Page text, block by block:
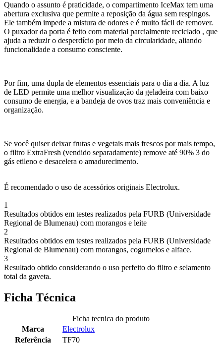
Quando o assunto é praticidade, o compartimento IceMax tem uma
abertura exclusiva que permite a reposição da água sem respingos.
Ele também impede a mistura de odores e é muito fácil de remover.
O puxador da porta é feito com material parcialmente reciclado , que
ajuda a reduzir o desperdício por meio da circularidade, aliando
funcionalidade a consumo consciente.
Por fim, uma dupla de elementos essenciais para o dia a dia. A luz
de LED permite uma melhor visualização da geladeira com baixo
consumo de energia, e a bandeja de ovos traz mais conveniência e
organização.
Se você quiser deixar frutas e vegetais mais frescos por mais tempo,
o filtro ExtraFresh (vendido separadamente) remove até 90% 3 do
gás etileno e desacelera o amadurecimento.
É recomendado o uso de acessórios originais Electrolux.
1
Resultados obtidos em testes realizados pela FURB (Universidade
Regional de Blumenau) com morangos e leite
2
Resultados obtidos em testes realizados pela FURB (Universidade
Regional de Blumenau) com morangos, cogumelos e alface.
3
Resultado obtido considerando o uso perfeito do filtro e selamento
total da gaveta.
Ficha Técnica
Ficha tecnica do produto
Marca
Electrolux
Referência
TF70